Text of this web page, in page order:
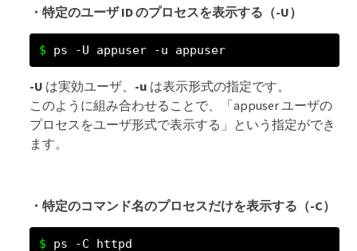
・特定のユーザ ID のプロセスを表示する（-U）
ps -U appuser -u appuser
-U は実効ユーザ、 -u は表示形式の指定です。
このように組み合わせることで、「appuser ユーザの
プロセスをユーザ形式で表示する」という指定ができ
ます。
・特定のコマンド名のプロセスだけを表示する（-C）
ps -C httpd